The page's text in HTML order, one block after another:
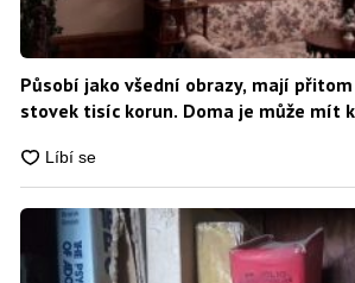
Působí jako všední obrazy, mají
stovek tisíc korun. Doma je může mít